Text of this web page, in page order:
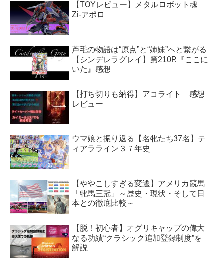
【TOYレビュー】メタルロボット魂
Zi-アポロ
芦毛の物語は“原点”と“姉妹”へと繋がる
【シンデレラグレイ】第210R『ここに
いた』感想
【打ち切りも納得】アコライト 感想
レビュー
ウマ娘と振り返る【名牝たち37名】テ
ィアラライン３７年史
【ややこしすぎる変遷】アメリカ競馬
「牝馬三冠」～歴史・現状・そして日
本との徹底比較～
【脱！初心者】オグリキャップの偉大
なる功績“クラシック追加登録制度”を
解説